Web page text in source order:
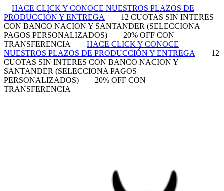
HACE CLICK Y CONOCE NUESTROS PLAZOS DE
PRODUCCIÓN Y ENTREGA
12 CUOTAS SIN INTERES
CON BANCO NACION Y SANTANDER (SELECCIONA
PAGOS PERSONALIZADOS)
20% OFF CON
TRANSFERENCIA
HACE CLICK Y CONOCE
NUESTROS PLAZOS DE PRODUCCIÓN Y ENTREGA
12
CUOTAS SIN INTERES CON BANCO NACION Y
SANTANDER (SELECCIONA PAGOS
PERSONALIZADOS)
20% OFF CON
TRANSFERENCIA